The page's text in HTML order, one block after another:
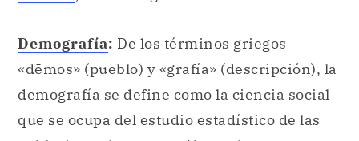
poblaciones humanas. Abarca la
contabilización de procesos tales como la
fecundidad, la mortalidad y la migración. Su
campo de acción es interdisciplinario y se